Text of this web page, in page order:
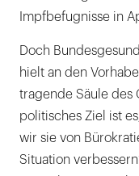
Impfbefugnisse in
Doch
hielt an den
tragende Säule des
politisches Ziel ist
wir sie von
Situation